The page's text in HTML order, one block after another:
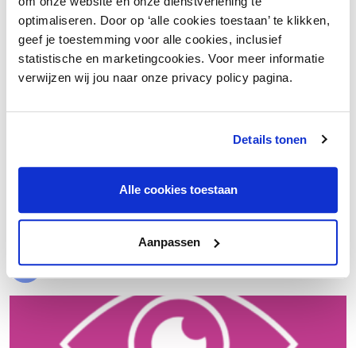
optimaliseren. Door op ‘alle cookies toestaan’ te klikken,
geef je toestemming voor alle cookies, inclusief
statistische en marketingcookies. Voor meer informatie
verwijzen wij jou naar onze privacy policy pagina.
Details tonen
Alle cookies toestaan
Aanpassen
Laad meer
Evenementen